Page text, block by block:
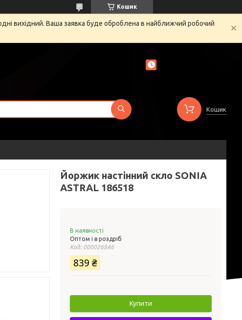
Кошик
вихідний. Ваша заявка буде оброблена в найближчий робочий
Кошик
Йоржик настінний скло SONIA
ASTRAL 186518
В наявності
Оптом і в роздріб
Код: 000026846
839 ₴
Купити